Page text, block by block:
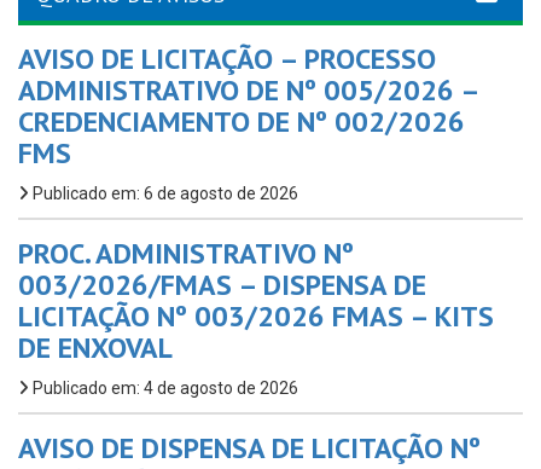
AVISO DE LICITAÇÃO – PROCESSO
ADMINISTRATIVO DE Nº 005/2026 –
CREDENCIAMENTO DE Nº 002/2026
FMS
Publicado em: 6 de agosto de 2026
PROC. ADMINISTRATIVO Nº
003/2026/FMAS – DISPENSA DE
LICITAÇÃO Nº 003/2026 FMAS – KITS
DE ENXOVAL
Publicado em: 4 de agosto de 2026
AVISO DE DISPENSA DE LICITAÇÃO Nº